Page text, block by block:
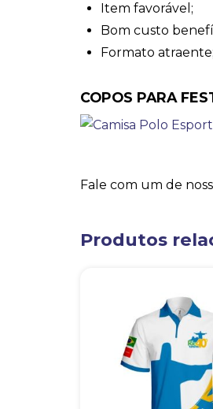
Item favorável;
Bom custo
Formato atraente;
COPOS PARA
Fale com um de
Produtos